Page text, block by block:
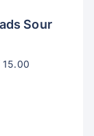
Sour
15.00